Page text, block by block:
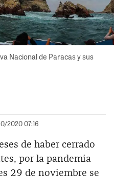
Nacional de Paracas y sus
2020 07:16
de haber cerrado
por la pandemia
29 de noviembre se